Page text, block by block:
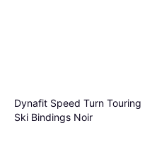
Dynafit Speed Turn Touring
Ski Bindings Noir